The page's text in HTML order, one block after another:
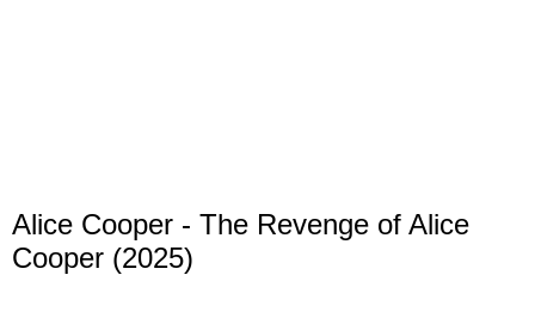
Alice Cooper - The Revenge of Alice
Cooper (2025)